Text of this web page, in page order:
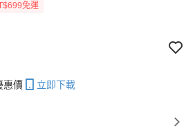
免運
惠價 立即下載